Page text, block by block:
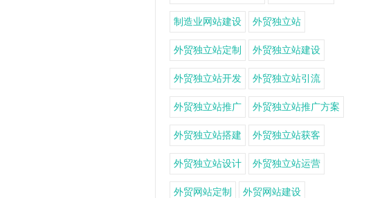
制造业网站建设 外贸独立站
外贸独立站定制 外贸独立站建设
外贸独立站开发 外贸独立站引流
外贸独立站推广 外贸独立站推广方案
外贸独立站搭建 外贸独立站获客
外贸独立站设计 外贸独立站运营
外贸网站定制 外贸网站建设